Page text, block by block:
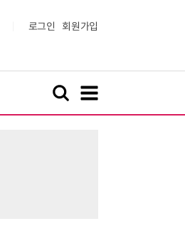
로그인 회원가입